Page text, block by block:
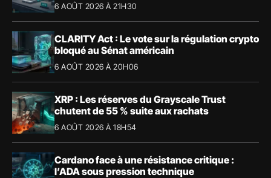
6 AOÛT 2026 À 21H30
CLARITY Act : Le vote sur la régulation crypto
bloqué au Sénat américain
6 AOÛT 2026 À 20H06
XRP : Les réserves du Grayscale Trust
chutent de 55 % suite aux rachats
6 AOÛT 2026 À 18H54
Cardano face à une résistance critique :
l’ADA sous pression technique